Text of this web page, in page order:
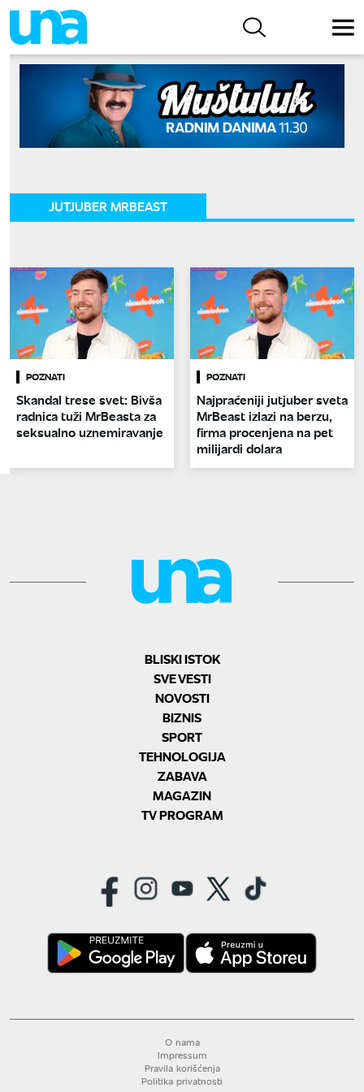
JUTJUBER MRBEAST
POZNATI
Skandal trese svet: Bivša
radnica tuži MrBeasta za
seksualno uznemiravanje
POZNATI
Najpraćeniji jutjuber sveta
MrBeast izlazi na berzu,
firma procenjena na pet
milijardi dolara
BLISKI ISTOK
SVE VESTI
NOVOSTI
BIZNIS
SPORT
TEHNOLOGIJA
ZABAVA
MAGAZIN
TV PROGRAM
O nama
Impressum
Pravila korišćenja
Politika privatnosti